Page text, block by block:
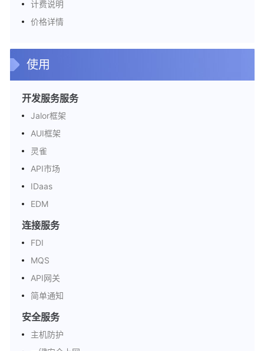
计费说明
价格详情
使用
开发服务服务
Jalor框架
AUI框架
灵雀
API市场
IDaas
EDM
连接服务
FDI
MQS
API网关
简单通知
安全服务
主机防护